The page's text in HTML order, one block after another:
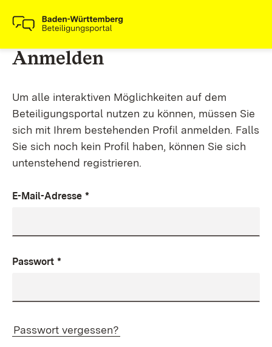
Anmelden
Um alle interaktiven Möglichkeiten auf dem
Beteiligungsportal nutzen zu können, müssen Sie
sich mit Ihrem bestehenden Profil anmelden. Falls
Sie sich noch kein Profil haben, können Sie sich
untenstehend registrieren.
E-Mail-Adresse *
Passwort *
Passwort vergessen?